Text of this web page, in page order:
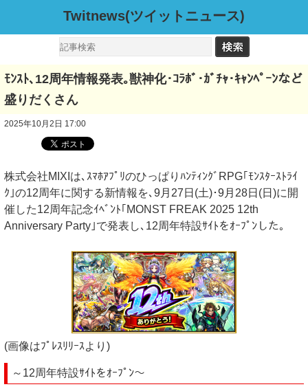
Twitnews(ツイットニュース)
ﾓﾝｽﾄ､12周年情報発表｡獣神化･ｺﾗﾎﾞ･ｶﾞﾁｬ･ｷｬﾝﾍﾟｰﾝなど
盛りだくさん
2025年10月2日 17:00
株式会社MIXIは､ｽﾏﾎｱﾌﾟﾘのひっぱりﾊﾝﾃｨﾝｸﾞRPG｢ﾓﾝｽﾀｰｽﾄﾗｲ
ｸ｣の12周年に関する新情報を､9月27日(土)･9月28日(日)に開
催した12周年記念ｲﾍﾞﾝﾄ｢MONST FREAK 2025 12th
Anniversary Party｣で発表し､12周年特設ｻｲﾄをｵｰﾌﾟﾝした｡
(画像はﾌﾟﾚｽﾘﾘｰｽより)
～12周年特設ｻｲﾄをｵｰﾌﾟﾝ～